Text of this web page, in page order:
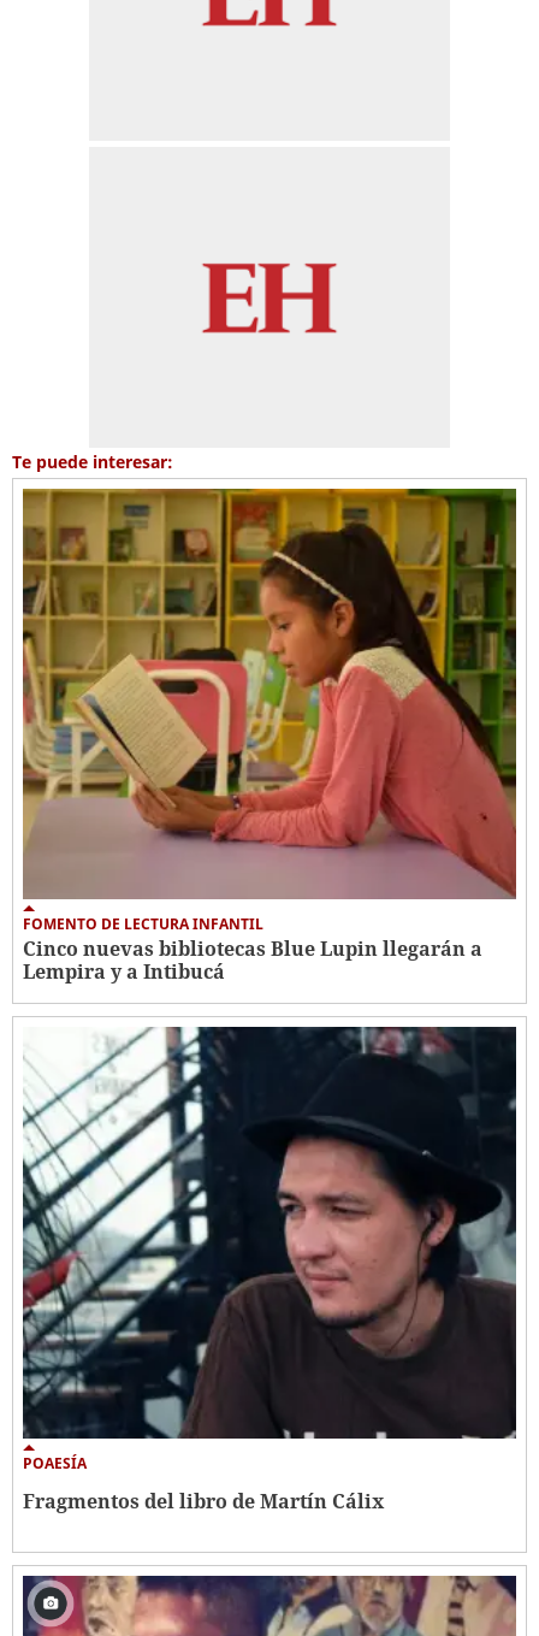
Te puede interesar:
FOMENTO DE LECTURA INFANTIL
Cinco nuevas bibliotecas Blue Lupin llegarán a
Lempira y a Intibucá
POAESÍA
Fragmentos del libro de Martín Cálix